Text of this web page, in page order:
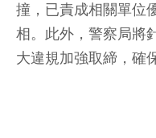
撞，已責成相關單位
相。此外，警察局將
大違規加強取締，確